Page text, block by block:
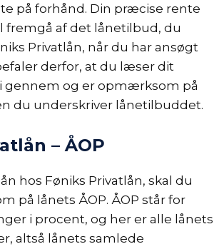
på forhånd. Din præcise rente
fremgå af det lånetilbud, du
Privatlån, når du har ansøgt
derfor, at du læser dit
gennem og er opmærksom på
du underskriver lånetilbuddet.
– ÅOP
hos Føniks Privatlån, skal du
på lånets ÅOP. ÅOP står for
i procent, og her er alle lånets
altså lånets samlede